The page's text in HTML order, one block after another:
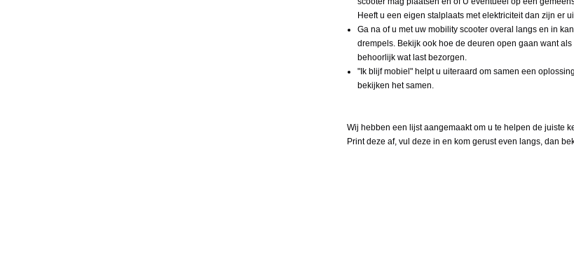
Heeft u een eigen stalplaats met elektriciteit dan zijn er
Ga na of u met uw mobility scooter overal langs en in
drempels. Bekijk ook hoe de deuren open gaan want
behoorlijk wat last bezorgen.
"Ik blijf mobiel" helpt u uiteraard om samen een
bekijken het samen.
Wij hebben een lijst aangemaakt om u te helpen de juiste
Print deze af, vul deze in en kom gerust even langs, dan